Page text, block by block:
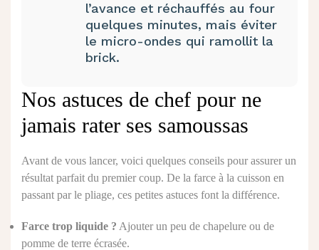
l’avance et réchauffés au four
quelques minutes, mais éviter
le micro-ondes qui ramollit la
brick.
Nos astuces de chef pour ne
jamais rater ses samoussas
Avant de vous lancer, voici quelques conseils pour assurer un
résultat parfait du premier coup. De la farce à la cuisson en
passant par le pliage, ces petites astuces font la différence.
Farce trop liquide ? Ajouter un peu de chapelure ou de
pomme de terre écrasée.